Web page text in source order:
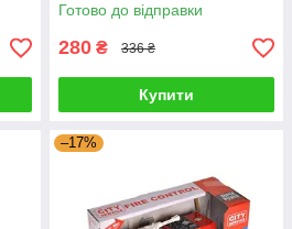
Готово до відправки
280 ₴ 336 ₴
Купити
–17%